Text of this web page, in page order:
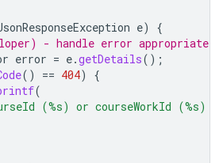
e)
{
- handle error appropriately
error = e.getDetails();
() == 404)
{
(
(%s) or courseWorkId (%s)